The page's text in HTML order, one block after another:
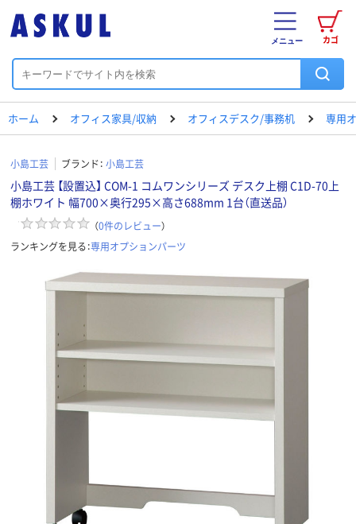
カゴ
メニュー
ホーム オフィス家具/収納 オフィスデスク/事務机 専用
小島工芸 ブランド： 小島工芸
小島工芸 【設置込】 COM-1 コムワンシリーズ デスク上棚 C1D-70上
棚ホワイト 幅700×奥行295×高さ688mm 1台（直送品）
（0件のレビュー）
ランキングを見る：専用オプションパーツ